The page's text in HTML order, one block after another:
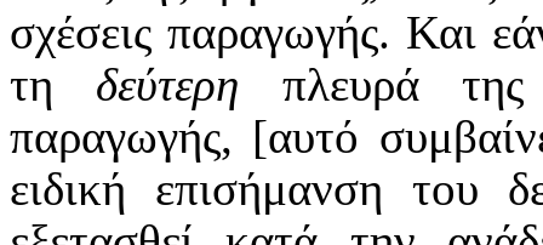
σχέσεις παραγωγής. Και
τη δεύτερη πλευρά της
παραγωγής, [αυτό
ειδική επισήμανση του